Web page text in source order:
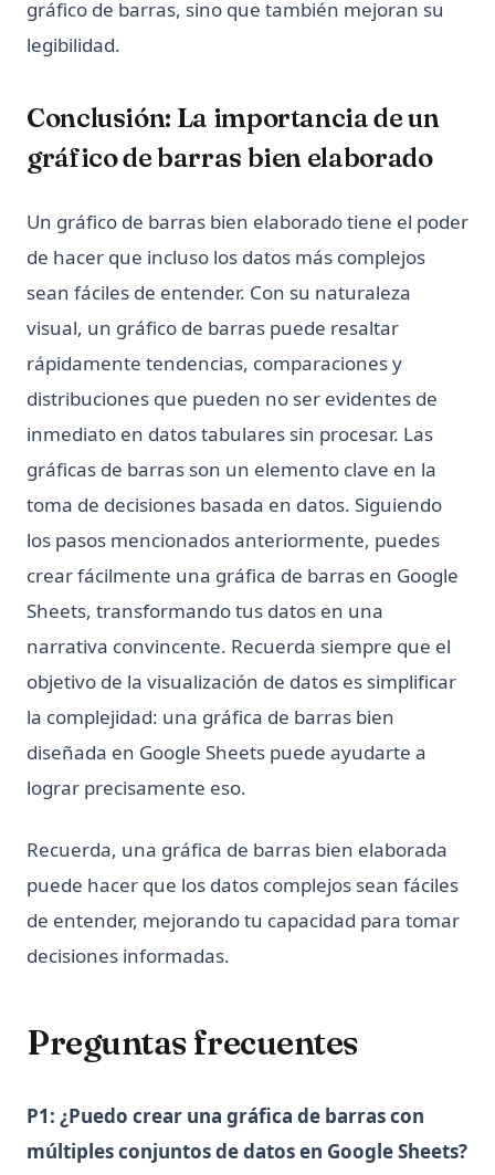
gráfico de barras, sino que también mejoran su
legibilidad.
Conclusión: La importancia de un
gráfico de barras bien elaborado
Un gráfico de barras bien elaborado tiene el poder
de hacer que incluso los datos más complejos
sean fáciles de entender. Con su naturaleza
visual, un gráfico de barras puede resaltar
rápidamente tendencias, comparaciones y
distribuciones que pueden no ser evidentes de
inmediato en datos tabulares sin procesar. Las
gráficas de barras son un elemento clave en la
toma de decisiones basada en datos. Siguiendo
los pasos mencionados anteriormente, puedes
crear fácilmente una gráfica de barras en Google
Sheets, transformando tus datos en una
narrativa convincente. Recuerda siempre que el
objetivo de la visualización de datos es simplificar
la complejidad: una gráfica de barras bien
diseñada en Google Sheets puede ayudarte a
lograr precisamente eso.
Recuerda, una gráfica de barras bien elaborada
puede hacer que los datos complejos sean fáciles
de entender, mejorando tu capacidad para tomar
decisiones informadas.
Preguntas frecuentes
P1: ¿Puedo crear una gráfica de barras con
múltiples conjuntos de datos en Google Sheets?